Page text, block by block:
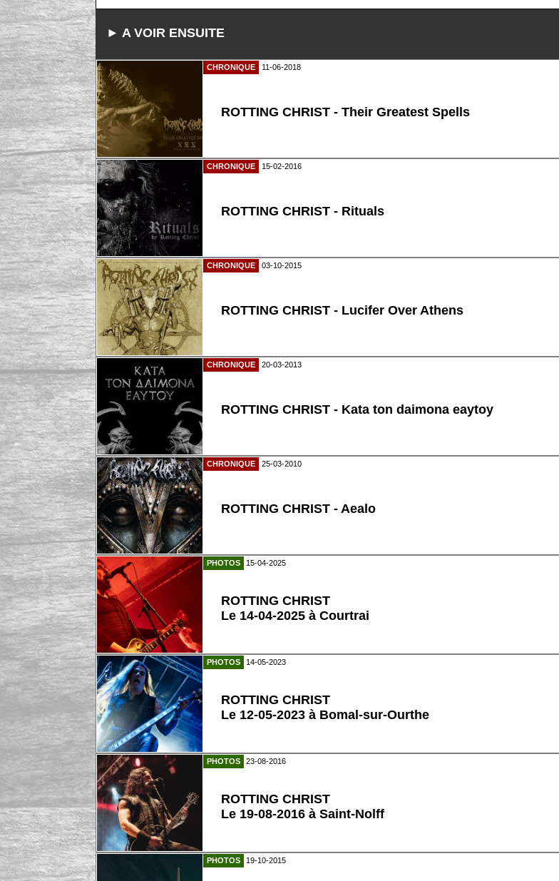
► A VOIR ENSUITE
CHRONIQUE 11-06-2018
ROTTING CHRIST - Their Greatest Spells
CHRONIQUE 15-02-2016
ROTTING CHRIST - Rituals
CHRONIQUE 03-10-2015
ROTTING CHRIST - Lucifer Over Athens
CHRONIQUE 20-03-2013
ROTTING CHRIST - Kata ton daimona eaytoy
CHRONIQUE 25-03-2010
ROTTING CHRIST - Aealo
PHOTOS 15-04-2025
ROTTING CHRIST
Le 14-04-2025 à Courtrai
PHOTOS 14-05-2023
ROTTING CHRIST
Le 12-05-2023 à Bomal-sur-Ourthe
PHOTOS 23-08-2016
ROTTING CHRIST
Le 19-08-2016 à Saint-Nolff
PHOTOS 19-10-2015